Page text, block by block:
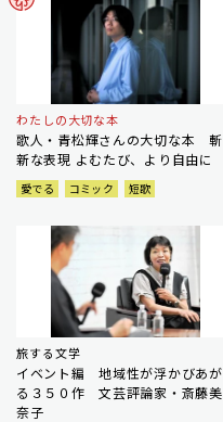
わたしの大切な本
歌人・青松輝さんの大切な本 斬
新な表現 よむたび、より自由に
愛でる コミック 短歌
旅する文学
イベント編 地域性が浮かびあが
る３５０作 文芸評論家・斎藤美
奈子